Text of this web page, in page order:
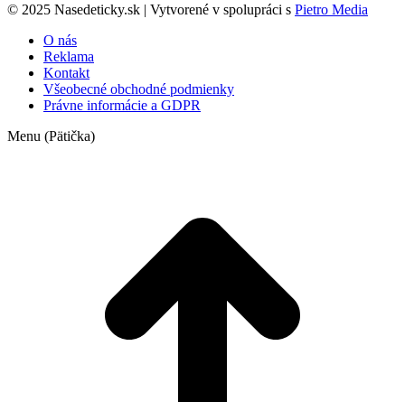
© 2025 Nasedeticky.sk | Vytvorené v spolupráci s Pietro Media
O nás
Reklama
Kontakt
Všeobecné obchodné podmienky
Právne informácie a GDPR
Menu (Pätička)